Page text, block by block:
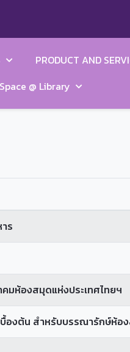
PRODUCT AND
@ Library
ร
ห้องสมุดแห่งประเทศไทยฯ
องต้น สำหรับบรรณารักษ์ห้อ